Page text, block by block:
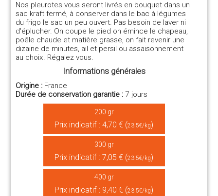
Nos pleurotes vous seront livrés en bouquet dans un
sac kraft fermé, à conserver dans le bac à légumes
du frigo le sac un peu ouvert. Pas besoin de laver ni
d'éplucher. On coupe le pied on émince le chapeau,
poêle chaude et matière grasse, on fait revenir une
dizaine de minutes, ail et persil ou assaisonnement
au choix. Régalez vous.
Informations générales
Origine : France
Durée de conservation garantie :7 jours
200 gr
Prix indicatif : 4,70 € (23.5€/kg)
300 gr
Prix indicatif : 7,05 € (23.5€/kg)
400 gr
Prix indicatif : 9,40 € (23.5€/kg)